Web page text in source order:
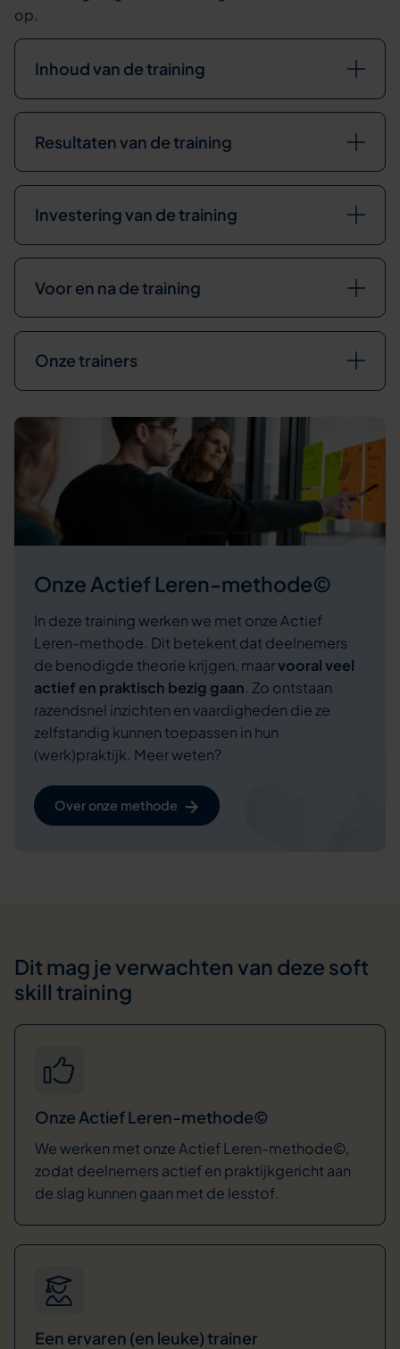
op.
Inhoud van de training
Resultaten van de training
Investering van de training
Voor en na de training
Onze trainers
Onze Actief Leren-methode©
In deze training werken we met onze Actief
Leren-methode. Dit betekent dat deelnemers
de benodigde theorie krijgen, maarvooral veel
actief en praktisch bezig gaan. Zo ontstaan
razendsnel inzichten en vaardigheden die ze
zelfstandig kunnen toepassen in hun
(werk)praktijk. Meer weten?
Over onze methode
Dit mag je verwachten van deze soft
skill training
Onze Actief Leren-methode©
We werken met onze Actief Leren-methode©,
zodat deelnemers actief en praktijkgericht aan
de slag kunnen gaan met de lesstof.
Een ervaren (en leuke) trainer